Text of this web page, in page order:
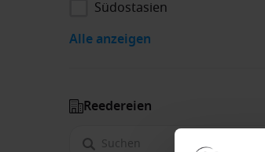
Südostasien
Alle anzeigen
Reedereien